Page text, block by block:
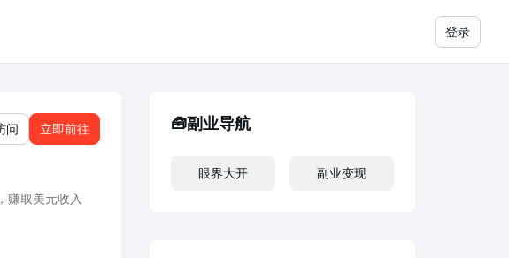
登录
问 立即前往
赚取美元收入
🧰副业导航
眼界大开 副业变现